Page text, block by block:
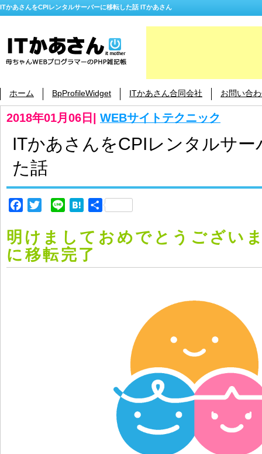
ITかあさんをCPIレンタルサーバーに移転した話 ITかあさん
ホーム BpProfileWidget ITかあさん合同会社 お問い合
2018年01月06日 WEBサイトテクニック
ITかあさんをCPIレンタルサー
た話
Facebook
Twitter Line Hatena
共
明けましておめでとうござい
に移転完了